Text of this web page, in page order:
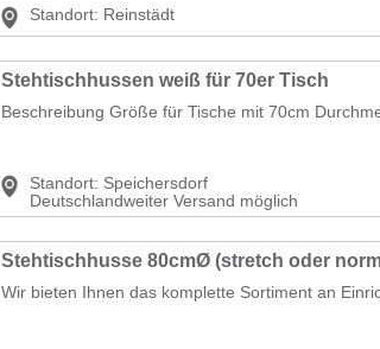
Standort: Reinstädt
Stehtischhussen weiß für 70er Tisch
Beschreibung Größe für Tische mit 70cm
Standort: Speichersdorf
Deutschlandweiter Versand möglich
Stehtischhusse 80cmØ (stretch oder
Wir bieten Ihnen das komplette Sortiment an